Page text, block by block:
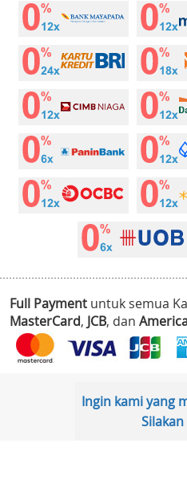
Full Payment untuk semua
MasterCard, JCB, dan
Ingin kami yang